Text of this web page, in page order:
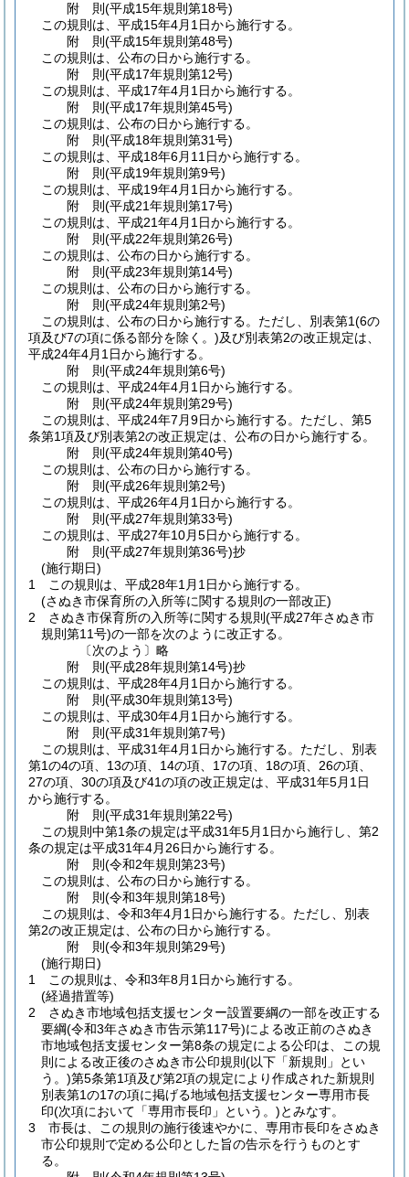
附 則(平成15年規則第18号)
この規則は、平成15年4月1日から施行する。
附 則(平成15年規則第48号)
この規則は、公布の日から施行する。
附 則(平成17年規則第12号)
この規則は、平成17年4月1日から施行する。
附 則(平成17年規則第45号)
この規則は、公布の日から施行する。
附 則(平成18年規則第31号)
この規則は、平成18年6月11日から施行する。
附 則(平成19年規則第9号)
この規則は、平成19年4月1日から施行する。
附 則(平成21年規則第17号)
この規則は、平成21年4月1日から施行する。
附 則(平成22年規則第26号)
この規則は、公布の日から施行する。
附 則(平成23年規則第14号)
この規則は、公布の日から施行する。
附 則(平成24年規則第2号)
この規則は、公布の日から施行する。 ただし、別表第1(6の
項及び7の項に係る部分を除く。)及び別表第2の改正規定は、
平成24年4月1日から施行する。
附 則(平成24年規則第6号)
この規則は、平成24年4月1日から施行する。
附 則(平成24年規則第29号)
この規則は、平成24年7月9日から施行する。 ただし、第5
条第1項及び別表第2の改正規定は、公布の日から施行する。
附 則(平成24年規則第40号)
この規則は、公布の日から施行する。
附 則(平成26年規則第2号)
この規則は、平成26年4月1日から施行する。
附 則(平成27年規則第33号)
この規則は、平成27年10月5日から施行する。
附 則(平成27年規則第36号)抄
(施行期日)
1
この規則は、平成28年1月1日から施行する。
(さぬき市保育所の入所等に関する規則の一部改正)
2
さぬき市保育所の入所等に関する規則 (平成27年さぬき市
規則第11号)の一部を次のように改正する。
〔次のよう〕略
附 則(平成28年規則第14号)抄
この規則は、平成28年4月1日から施行する。
附 則(平成30年規則第13号)
この規則は、平成30年4月1日から施行する。
附 則(平成31年規則第7号)
この規則は、平成31年4月1日から施行する。 ただし、別表
第1の4の項、13の項、14の項、17の項、18の項、26の項、
27の項、30の項及び41の項の改正規定は、平成31年5月1日
から施行する。
附 則(平成31年規則第22号)
この規則中第1条の規定は平成31年5月1日から施行し、第2
条の規定は平成31年4月26日から施行する。
附 則(令和2年規則第23号)
この規則は、公布の日から施行する。
附 則(令和3年規則第18号)
この規則は、令和3年4月1日から施行する。 ただし、別表
第2の改正規定は、公布の日から施行する。
附 則(令和3年規則第29号)
(施行期日)
1
この規則は、令和3年8月1日から施行する。
(経過措置等)
2
さぬき市地域包括支援センター設置要綱の一部を改正する
要綱(令和3年さぬき市告示第117号)による改正前のさぬき
市地域包括支援センター第8条の規定による公印は、この規
則による改正後のさぬき市公印規則 (以下「新規則」とい
う。)第5条第1項及び第2項の規定により作成された新規則
別表第1の17の項に掲げる地域包括支援センター専用市長
印(次項において「専用市長印」という。)とみなす。
3
市長は、この規則の施行後速やかに、専用市長印をさぬき
市公印規則で定める公印とした旨の告示を行うものとす
る。